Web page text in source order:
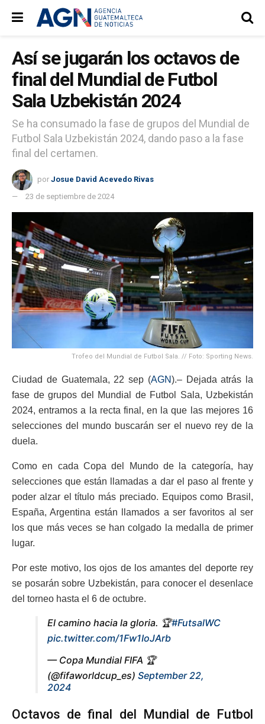
Así se jugarán los octavos de
final del Mundial de Futbol
Sala Uzbekistán 2024
Se ha consumado la fase de grupos del Mundial de
Futbol Sala Uzbekistán 2024, dando paso a la fase
final del certamen.
por Josue David Acevedo Rivas
23 de septiembre de 2024
Trofeo del Mundial de Futbol Sala. // Foto: Sporting News.
Ciudad de Guatemala, 22 sep (AGN).– Dejada atrás la
fase de grupos del Mundial de Futbol Sala, Uzbekistán
2024, entramos a la recta final, en la que las mejores 16
selecciones del mundo buscarán ser el nuevo rey de la
duela.
Como en cada Copa del Mundo de la categoría, hay
selecciones que están llamadas a dar el paso al frente y
poder alzar el título más preciado. Equipos como Brasil,
España, Argentina están llamados a ser favoritos al ser
los que más veces se han colgado la medalla de primer
lugar.
Por este motivo, los ojos de los amantes del deporte rey
se posarán sobre Uzbekistán, para conocer el desenlace
del torneo hasta el 6 de octubre.
El camino hacia la gloria. 🏆#FutsalWC
pic.twitter.com/1Fw1IoJArb
— Copa Mundial FIFA 🏆
(@fifaworldcup_es) September 22,
2024
Octavos de final del Mundial de Futbol